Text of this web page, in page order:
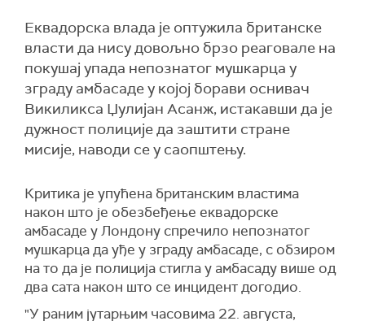
Еквадорска влада је оптужила британске
власти да нису довољно брзо реаговале на
покушај упада непознатог мушкарца у
зграду амбасаде у којој борави оснивач
Викиликса Џулијан Асанж, истакавши да је
дужност полиције да заштити стране
мисије, наводи се у саопштењу.
Критика је упућена британским властима
након што је обезбеђење еквадорске
амбасаде у Лондону спречило непознатог
мушкарца да уђе у зграду амбасаде, с обзиром
на то да је полиција стигла у амбасаду више од
два сата након што се инцидент догодио.
"У раним јутарњим часовима 22. августа,